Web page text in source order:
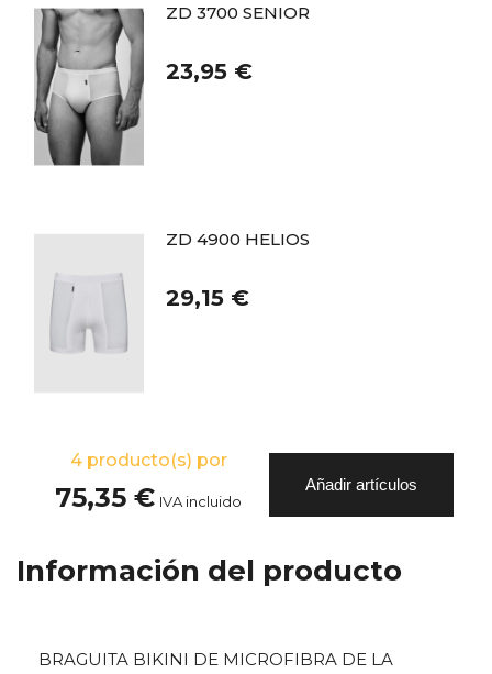
ZD 3700 SENIOR
23,95 €
ZD 4900 HELIOS
29,15 €
4producto(s) por
75,35 € IVA incluido
Añadir artículos
Información del producto
BRAGUITA BIKINI DE MICROFIBRA DE LA